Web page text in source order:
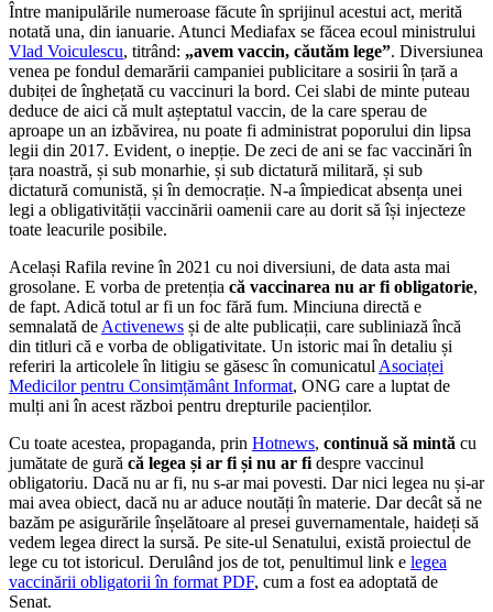
Între manipulările numeroase făcute în sprijinul acestui act, merită
notată una, din ianuarie. Atunci Mediafax se făcea ecoul ministrului
Vlad Voiculescu, titrând: „avem vaccin, căutăm lege”. Diversiunea
venea pe fondul demarării campaniei publicitare a sosirii în țară a
dubiței de înghețată cu vaccinuri la bord. Cei slabi de minte puteau
deduce de aici că mult așteptatul vaccin, de la care sperau de
aproape un an izbăvirea, nu poate fi administrat poporului din lipsa
legii din 2017. Evident, o inepție. De zeci de ani se fac vaccinări în
țara noastră, și sub monarhie, și sub dictatură militară, și sub
dictatură comunistă, și în democrație. N-a împiedicat absența unei
legi a obligativității vaccinării oamenii care au dorit să își injecteze
toate leacurile posibile.
Același Rafila revine în 2021 cu noi diversiuni, de data asta mai
grosolane. E vorba de pretenția că vaccinarea nu ar fi obligatorie,
de fapt. Adică totul ar fi un foc fără fum. Minciuna directă e
semnalată de Activenews și de alte publicații, care subliniază încă
din titluri că e vorba de obligativitate. Un istoric mai în detaliu și
referiri la articolele în litigiu se găsesc în comunicatul Asociaței
Medicilor pentru Consimțământ Informat, ONG care a luptat de
mulți ani în acest război pentru drepturile pacienților.
Cu toate acestea, propaganda, prin Hotnews, continuă să mintă cu
jumătate de gură că legea și ar fi și nu ar fi despre vaccinul
obligatoriu. Dacă nu ar fi, nu s-ar mai povesti. Dar nici legea nu și-ar
mai avea obiect, dacă nu ar aduce noutăți în materie. Dar decât să ne
bazăm pe asigurările înșelătoare al presei guvernamentale, haideți să
vedem legea direct la sursă. Pe site-ul Senatului, există proiectul de
lege cu tot istoricul. Derulând jos de tot, penultimul link e legea
vaccinării obligatorii în format PDF, cum a fost ea adoptată de
Senat.